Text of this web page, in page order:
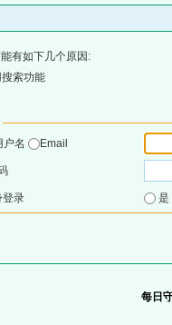
有如下几个原因:
索功能
户名
Email
登录
每日